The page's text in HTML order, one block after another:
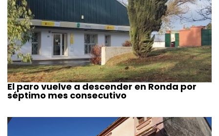
El paro vuelve a descender en Ronda por
séptimo mes consecutivo